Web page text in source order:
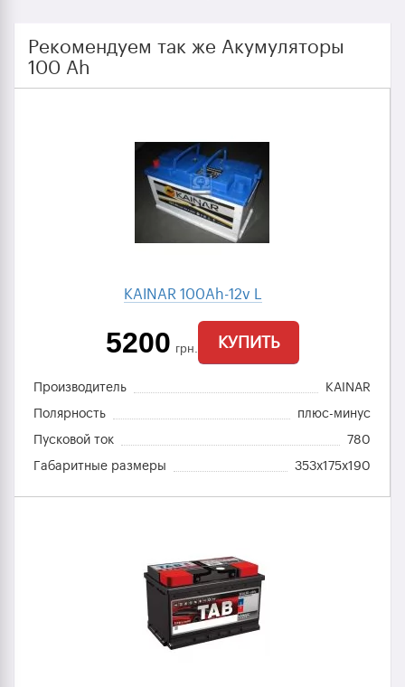
Рекомендуем так же Акумуляторы
100 Ah
KAINAR 100Ah-12v L
5200 грн. КУПИТЬ
Производитель KAINAR
Полярность плюс-минус
Пусковой ток 780
Габаритные размеры 353x175x190